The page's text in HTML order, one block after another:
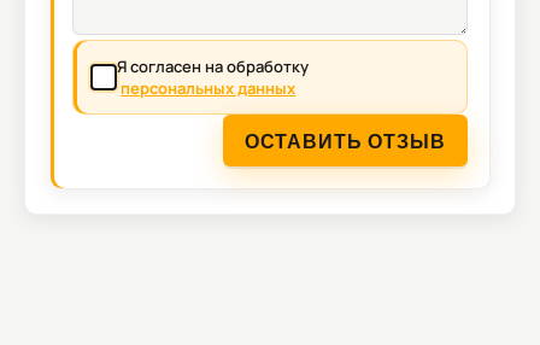
Я согласен на обработку
персональных данных
ОСТАВИТЬ ОТЗЫВ